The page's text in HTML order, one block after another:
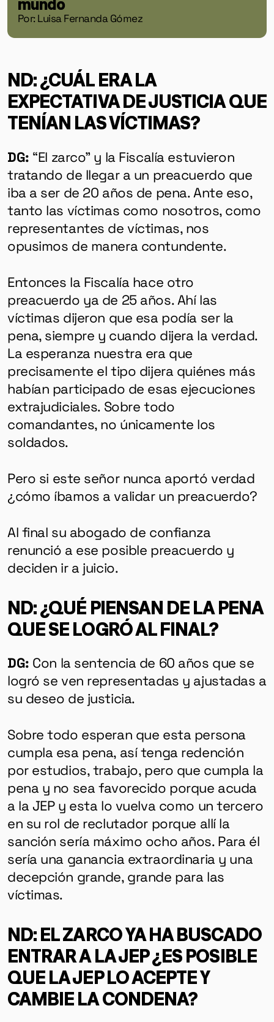
Por: Luisa Fernanda Gómez
ND: ¿CUÁL ERA LA
EXPECTATIVA DE JUSTICIA QUE
TENÍAN LAS VÍCTIMAS?
DG: “El zarco” y la Fiscalía estuvieron
tratando de llegar a un preacuerdo que
iba a ser de 20 años de pena. Ante eso,
tanto las víctimas como nosotros, como
representantes de víctimas, nos
opusimos de manera contundente.
Entonces la Fiscalía hace otro
preacuerdo ya de 25 años. Ahí las
víctimas dijeron que esa podía ser la
pena, siempre y cuando dijera la verdad.
La esperanza nuestra era que
precisamente el tipo dijera quiénes más
habían participado de esas ejecuciones
extrajudiciales. Sobre todo
comandantes, no únicamente los
soldados.
Pero si este señor nunca aportó verdad
¿cómo íbamos a validar un preacuerdo?
Al final su abogado de confianza
renunció a ese posible preacuerdo y
deciden ir a juicio.
ND: ¿QUÉ PIENSAN DE LA PENA
QUE SE LOGRÓ AL FINAL?
DG: Con la sentencia de 60 años que se
logró se ven representadas y ajustadas a
su deseo de justicia.
Sobre todo esperan que esta persona
cumpla esa pena, así tenga redención
por estudios, trabajo, pero que cumpla la
pena y no sea favorecido porque acuda
a la JEP y esta lo vuelva como un tercero
en su rol de reclutador porque allí la
sanción sería máximo ocho años. Para él
sería una ganancia extraordinaria y una
decepción grande, grande para las
víctimas.
ND: EL ZARCO YA HA BUSCADO
ENTRAR A LA JEP ¿ES POSIBLE
QUE LA JEP LO ACEPTE Y
CAMBIE LA CONDENA?